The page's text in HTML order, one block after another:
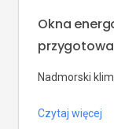
Okna
Nadmorski
Czytaj więcej